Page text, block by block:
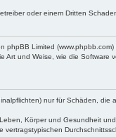
oder einem Dritten
phpBB Limited
und Weise, wie die Software
nur für Schäden, die
Körper und Gesundheit